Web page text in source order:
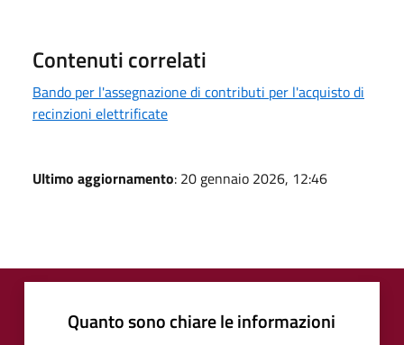
Contenuti correlati
Bando per l'assegnazione di contributi per l'acquisto di
recinzioni elettrificate
Ultimo aggiornamento: 20 gennaio 2026, 12:46
Quanto sono chiare le informazioni